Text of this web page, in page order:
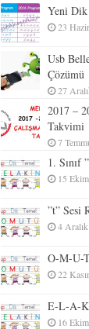
Yeni Dik
23
Usb
Çözümü
27
2017 –
Takvimi
7
1. Sınıf
15
”t” Sesi
4
O-M-U-
22
E-L-A-K
16